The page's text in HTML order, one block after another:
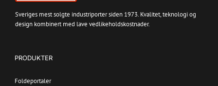
Sveriges mest solgte industriporter siden 1973. Kvalitet, teknologi og
design kombinert med lave vedlikeholdskostnader.
PRODUKTER
Foldeportaler